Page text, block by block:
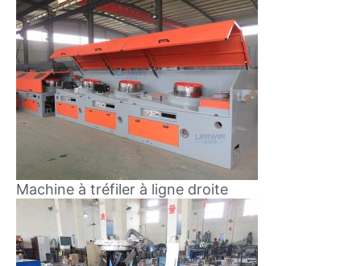
Machine à tréfiler à ligne droite